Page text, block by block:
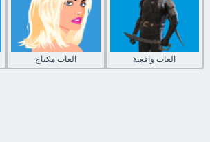
العاب مكياج العاب واقعية